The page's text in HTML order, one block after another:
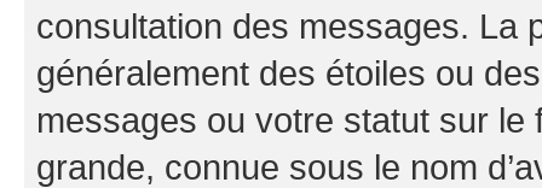
consultation des messages. La
généralement des étoiles ou
messages ou votre statut sur
grande, connue sous le nom